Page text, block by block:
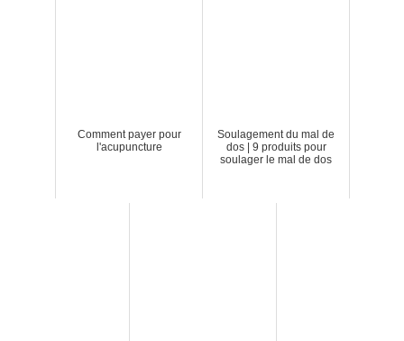
Comment payer pour
l'acupuncture
Soulagement du mal de
dos | 9 produits pour
soulager le mal de dos